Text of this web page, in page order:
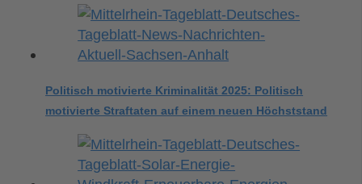
Politisch motivierte Kriminalität 2025: Politisch
motivierte Straftaten auf einem neuen Höchststand